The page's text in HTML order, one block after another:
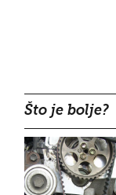
Što je bolje?